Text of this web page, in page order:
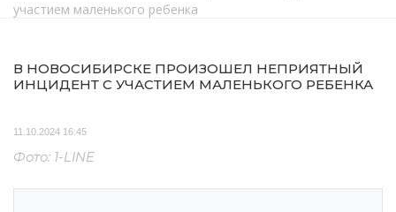
участием маленького ребенка
В НОВОСИБИРСКЕ ПРОИЗОШЕЛ НЕПРИЯТНЫЙ
ИНЦИДЕНТ С УЧАСТИЕМ МАЛЕНЬКОГО РЕБЕНКА
11.10.2024 16:45
Фото: 1-LINE